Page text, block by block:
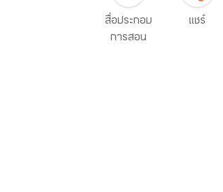
สื่อประกอบ
การสอน
แชร์